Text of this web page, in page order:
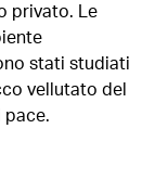
privato. Le
stati studiati
vellutato del